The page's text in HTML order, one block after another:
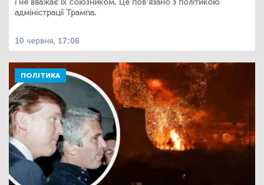
і не вважає їх союзником. Це пов’язано з політикою
адміністрації Трампа.
10 червня, 17:06
ПОЛІТИКА